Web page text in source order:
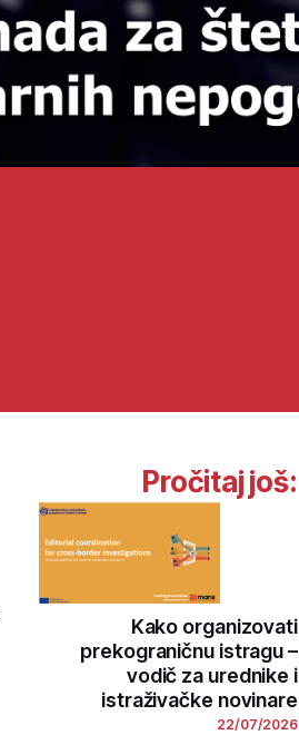
Pročitaj još:
Kako organizovati
prekograničnu istragu –
vodič za urednike i
istraživačke novinare
22/07/2026